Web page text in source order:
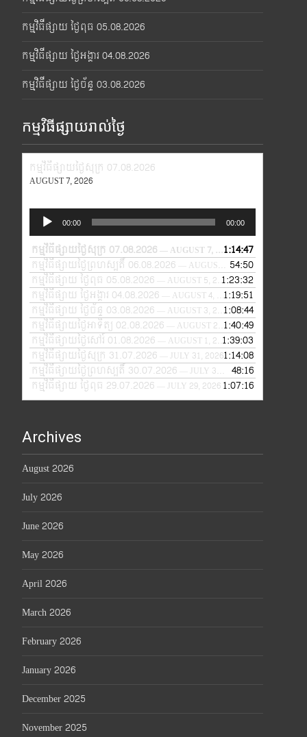
កម្មវិធីផ្សាយ ថ្ងៃពុធ 05.08.2026
កម្មវិធីផ្សាយ ថ្ងៃអង្គារ 04.08.2026
កម្មវិធីផ្សាយ ថ្ងៃច័ន្ទ 03.08.2026
កម្មវិធីផ្សាយរាល់ថ្ងៃ
កម្មវិធីផ្សាយថ្ងៃសុក្រ 07.08.2026
AUGUST 7, 2026
Audio
Player
00:00 00:00
កម្មវិធីផ្សាយថ្ងៃសុក្រ 07.08.2026— AUGUST 7, 2026
1:14:47
កម្មវិធីផ្សាយថ្ងៃព្រហស្បតិ៍ 06.08.2026
— AUGUST 6, 2026
54:50
កម្មវិធីផ្សាយ ថ្ងៃពុធ 05.08.2026
— AUGUST 5, 2026 1:23:32
កម្មវិធីផ្សាយ ថ្ងៃអង្គារ 04.08.2026
— AUGUST 4, 2026
1:19:51
កម្មវិធីផ្សាយ ថ្ងៃច័ន្ទ 03.08.2026
— AUGUST 3, 2026 1:08:44
កម្មវិធីផ្សាយថ្ងៃអាទិត្យ 02.08.2026
— AUGUST 2, 2026 1:40:49
កម្មវិធីផ្សាយថ្ងៃសៅរ៍ 01.08.2026
— AUGUST 1, 2026 1:39:03
កម្មវិធីផ្សាយថ្ងៃសុក្រ 31.07.2026
— JULY 31, 20261:14:08
កម្មវិធីផ្សាយថ្ងៃព្រហស្បតិ៍ 30.07.2026
— JULY 30, 2026
48:16
កម្មវិធីផ្សាយ ថ្ងៃពុធ 29.07.2026
— JULY 29, 20261:07:16
Archives
August 2026
July 2026
June 2026
May 2026
April 2026
March 2026
February 2026
January 2026
December 2025
November 2025